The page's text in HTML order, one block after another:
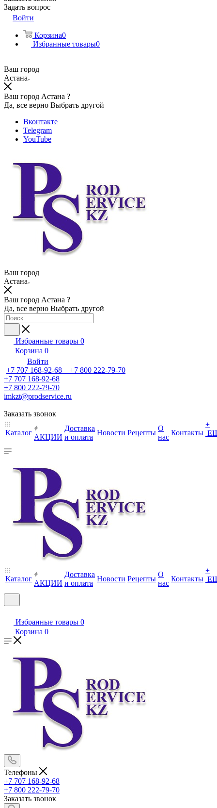
Задать вопрос
Войти
Корзина0
Избранные товары0
Ваш город
Астана
Ваш город Астана ?
Да, все верно Выбрать другой
Вконтакте
Telegram
YouTube
Ваш город
Астана
Ваш город Астана ?
Да, все верно Выбрать другой
Избранные товары 0
Корзина 0
Войти
+7 707 168-92-68 +7 800 222-79-70
+7 707 168-92-68
+7 800 222-79-70
imkzt@prodservice.ru
Заказать звонок
Каталог
АКЦИИ
Доставка
и оплата
Новости Рецепты
О
нас
Контакты
+
Каталог
АКЦИИ
Доставка
и оплата
Новости Рецепты
О
нас
Контакты
+
Избранные товары 0
Корзина 0
Телефоны
+7 707 168-92-68
+7 800 222-79-70
Заказать звонок